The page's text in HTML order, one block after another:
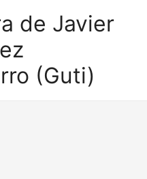
de Javier
(Guti)